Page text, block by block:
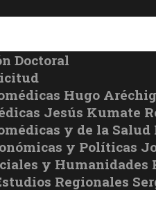
Doctoral
Hugo
Jesús Kumate
y de la Salud
y Políticas
y
Regionales